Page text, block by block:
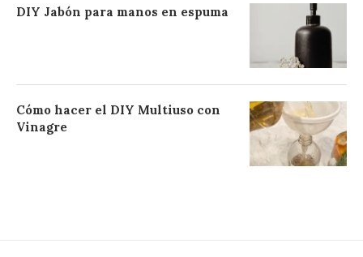
DIY Jabón para manos en espuma
Cómo hacer el DIY Multiuso con
Vinagre